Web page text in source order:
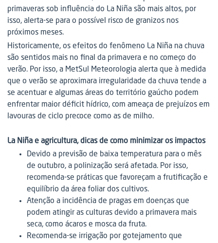
primaveras sob influência do La Niña são mais altos, por
isso, alerta-se para o possível risco de granizos nos
próximos meses.
Historicamente, os efeitos do fenômeno La Niña na chuva
são sentidos mais no final da primavera e no começo do
verão. Por isso, a MetSul Meteorologia alerta que à medida
que o verão se aproximara irregularidade da chuva tende a
se acentuar e algumas áreas do território gaúcho podem
enfrentar maior déficit hídrico, com ameaça de prejuízos em
lavouras de ciclo precoce como as de milho.
La Niña e agricultura, dicas de como minimizar os impactos
Devido a previsão de baixa temperatura para o mês
de outubro, a polinização será afetada. Por isso,
recomenda-se práticas que favoreçam a frutificação e
equilíbrio da área foliar dos cultivos.
Atenção a incidência de pragas em doenças que
podem atingir as culturas devido a primavera mais
seca, como ácaros e mosca da fruta.
Recomenda-se irrigação por gotejamento que